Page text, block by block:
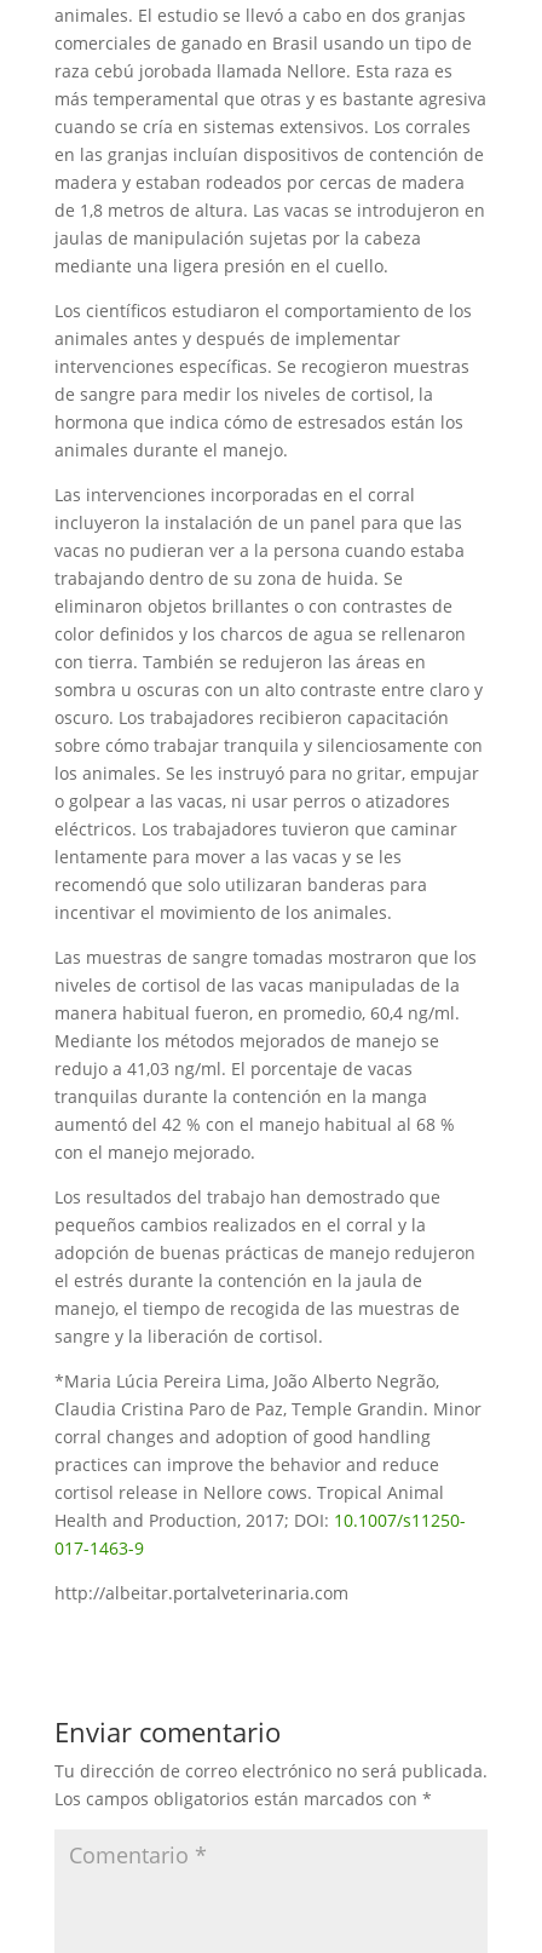
animales. El estudio se llevó a cabo en dos granjas
comerciales de ganado en Brasil usando un tipo de
raza cebú jorobada llamada Nellore. Esta raza es
más temperamental que otras y es bastante agresiva
cuando se cría en sistemas extensivos. Los corrales
en las granjas incluían dispositivos de contención de
madera y estaban rodeados por cercas de madera
de 1,8 metros de altura. Las vacas se introdujeron en
jaulas de manipulación sujetas por la cabeza
mediante una ligera presión en el cuello.
Los científicos estudiaron el comportamiento de los
animales antes y después de implementar
intervenciones específicas. Se recogieron muestras
de sangre para medir los niveles de cortisol, la
hormona que indica cómo de estresados están los
animales durante el manejo.
Las intervenciones incorporadas en el corral
incluyeron la instalación de un panel para que las
vacas no pudieran ver a la persona cuando estaba
trabajando dentro de su zona de huida. Se
eliminaron objetos brillantes o con contrastes de
color definidos y los charcos de agua se rellenaron
con tierra. También se redujeron las áreas en
sombra u oscuras con un alto contraste entre claro y
oscuro. Los trabajadores recibieron capacitación
sobre cómo trabajar tranquila y silenciosamente con
los animales. Se les instruyó para no gritar, empujar
o golpear a las vacas, ni usar perros o atizadores
eléctricos. Los trabajadores tuvieron que caminar
lentamente para mover a las vacas y se les
recomendó que solo utilizaran banderas para
incentivar el movimiento de los animales.
Las muestras de sangre tomadas mostraron que los
niveles de cortisol de las vacas manipuladas de la
manera habitual fueron, en promedio, 60,4 ng/ml.
Mediante los métodos mejorados de manejo se
redujo a 41,03 ng/ml. El porcentaje de vacas
tranquilas durante la contención en la manga
aumentó del 42 % con el manejo habitual al 68 %
con el manejo mejorado.
Los resultados del trabajo han demostrado que
pequeños cambios realizados en el corral y la
adopción de buenas prácticas de manejo redujeron
el estrés durante la contención en la jaula de
manejo, el tiempo de recogida de las muestras de
sangre y la liberación de cortisol.
*Maria Lúcia Pereira Lima, João Alberto Negrão,
Claudia Cristina Paro de Paz, Temple Grandin. Minor
corral changes and adoption of good handling
practices can improve the behavior and reduce
cortisol release in Nellore cows. Tropical Animal
Health and Production, 2017; DOI: 10.1007/s11250-
017-1463-9
http://albeitar.portalveterinaria.com
Enviar comentario
Tu dirección de correo electrónico no será publicada.
Los campos obligatorios están marcados con *